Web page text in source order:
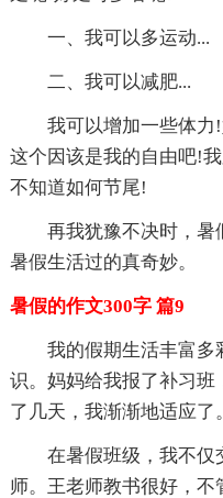
一、我可以多运动...
二、我可以减肥...
我可以增加一些体力
这个因该是我的自由吧!
不知道如何节尾!
再我犹豫不决时，暑
暑假生活过的真奇妙。
暑假的作文300字 篇9
我的假期生活丰富多
识。妈妈给我报了补习
了几天，我渐渐地适应了。
在暑假班级，我不仅
师。王老师教书很好，